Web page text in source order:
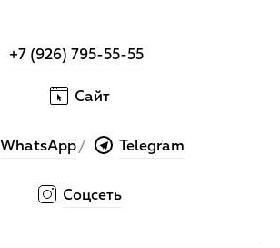
+7 (926) 795-55-55
Сайт
WhatsApp/ Telegram
Соцсеть